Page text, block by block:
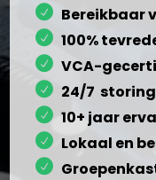
Bereikbaar
100%
VCA-
24/7
10+ jaar
Lokaal en